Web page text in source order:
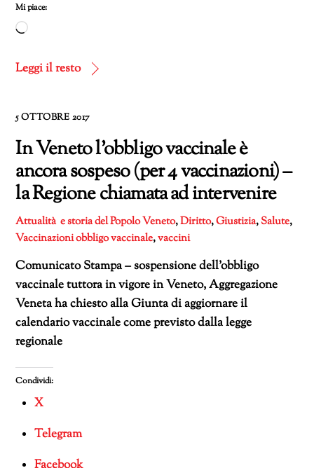
Mi piace:
Caricamento
corso…
Leggi il resto
5 OTTOBRE 2017
In Veneto l’obbligo vaccinale è
ancora sospeso (per 4 vaccinazioni) –
la Regione chiamata ad intervenire
Attualità e storia del Popolo Veneto,Diritto,Giustizia,Salute,
Vaccinazioniobbligo vaccinale,vaccini
Comunicato Stampa – sospensione dell’obbligo
vaccinale tuttora in vigore in Veneto, Aggregazione
Veneta ha chiesto alla Giunta di aggiornare il
calendario vaccinale come previsto dalla legge
regionale
Condividi:
X
Telegram